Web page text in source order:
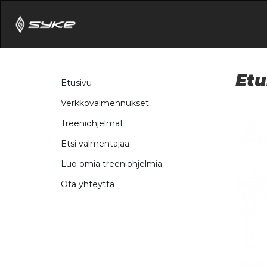
Etusivu
Verkkovalmennukset
Treeniohjelmat
Etsi valmentajaa
Luo omia treeniohjelmia
Ota yhteyttä